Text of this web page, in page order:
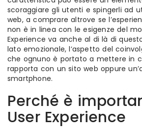
scoraggiare gli utenti e spingerli ad
web, a comprare altrove se
non è in linea con le esigenze del
Experience va anche al di là di
lato emozionale, l’aspetto del
che ognuno è portato a mettere in
rapporta con un sito web oppure
smartphone.
Perché è
User Experience